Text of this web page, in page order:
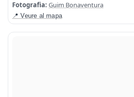
Fotografia: Guim Bonaventura
📍 Veure al mapa